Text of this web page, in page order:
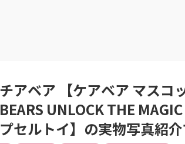
チアベア 【ケアベア マスコ
BEARS UNLOCK THE
プセルトイ】の実物写真紹介